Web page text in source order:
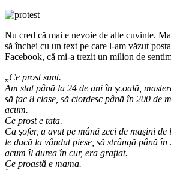
Nu cred că mai e nevoie de alte cuvinte.
să închei cu un text pe care l-am văzut
Facebook, că mi-a trezit un milion de
„Ce prost sunt.
Am stat până la 24 de ani în şcoală,
să fac 8 clase, să ciordesc până în 200 de
acum.
Ce prost e tata.
Ca şofer, a avut pe mână zeci de maşini de
le ducă la vândut piese, să strângă până
acum îl durea în cur, era graţiat.
Ce proastă e mama.